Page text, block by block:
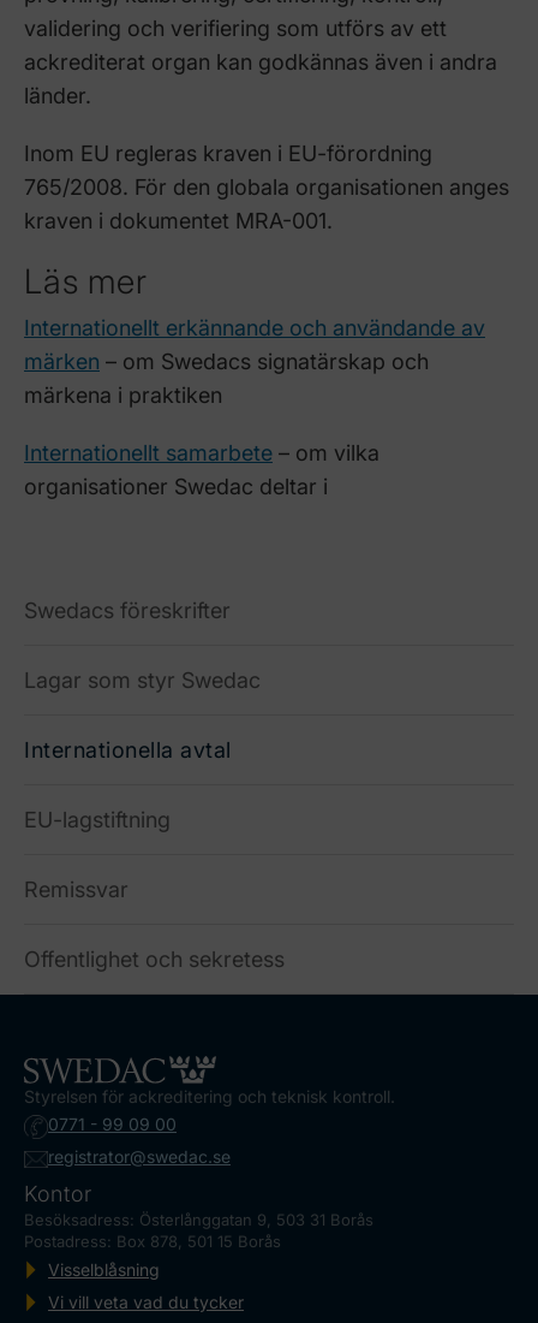
validering och verifiering som utförs av ett
ackrediterat organ kan godkännas även i andra
länder.
Inom EU regleras kraven i EU-förordning
765/2008. För den globala organisationen anges
kraven i dokumentet MRA-001.
Läs mer
Internationellt erkännande och användande av
märken – om Swedacs signatärskap och
märkena i praktiken
Internationellt samarbete – om vilka
organisationer Swedac deltar i
Swedacs föreskrifter
Lagar som styr Swedac
Internationella avtal
EU-lagstiftning
Remissvar
Offentlighet och sekretess
Styrelsen för ackreditering och teknisk kontroll.
0771 - 99 09 00
registrator@swedac.se
Kontor
Besöksadress: Österlånggatan 9, 503 31 Borås
Postadress: Box 878, 501 15 Borås
Visselblåsning
Vi vill veta vad du tycker